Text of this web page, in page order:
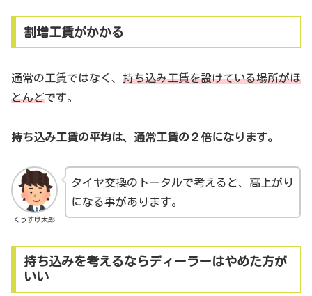
割増工賃がかかる
通常の工賃ではなく、 持ち込み工賃を設けている場所がほ
とんどです。
持ち込み工賃の平均は、通常工賃の２倍になります。
くうすけ太郎
タイヤ交換のトータルで考えると、高上がり
になる事があります。
持ち込みを考えるならディーラーはやめた方が
いい